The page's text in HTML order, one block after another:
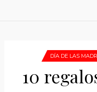
DÍA DE LAS
10